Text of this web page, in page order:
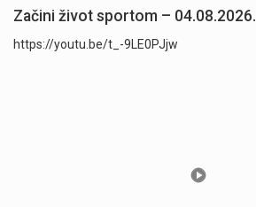
Začini život sportom – 04.08.2026.
https://youtu.be/t_-9LE0PJjw